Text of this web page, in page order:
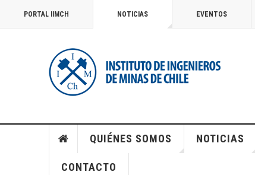
PORTAL IIMCH NOTICIAS EVENTOS
QUIÉNES SOMOS NOTICIAS
CONTACTO